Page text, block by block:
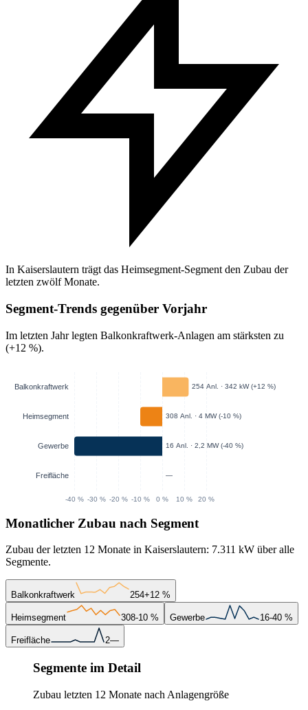
In Kaiserslautern trägt das Heimsegment-Segment den Zubau der
letzten zwölf Monate.
Segment-Trends gegenüber Vorjahr
Im letzten Jahr legten Balkonkraftwerk-Anlagen am stärksten zu
(+12 %).
Monatlicher Zubau nach Segment
Zubau der letzten 12 Monate in Kaiserslautern: 7.311 kW über alle
Segmente.
Balkonkraftwerk 254+12 %
Heimsegment 308-10 % Gewerbe 16-40 %
Freifläche 2—
Segmente im Detail
Zubau letzten 12 Monate nach Anlagengröße